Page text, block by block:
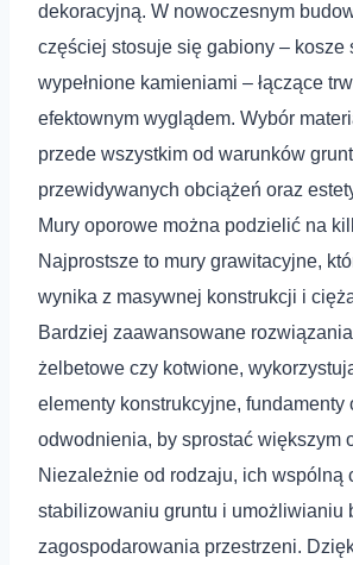
dekoracyjną. W nowoczesnym
częściej stosuje się gabiony – kosze
wypełnione kamieniami – łączące
efektownym wyglądem. Wybór
przede wszystkim od warunków
przewidywanych obciążeń oraz
Mury oporowe można podzielić na
Najprostsze to mury grawitacyjne,
wynika z masywnej konstrukcji i
Bardziej zaawansowane
żelbetowe czy kotwione,
elementy konstrukcyjne, fundamenty
odwodnienia, by sprostać większym
Niezależnie od rodzaju, ich wspólną
stabilizowaniu gruntu i umożliwianiu
zagospodarowania przestrzeni.